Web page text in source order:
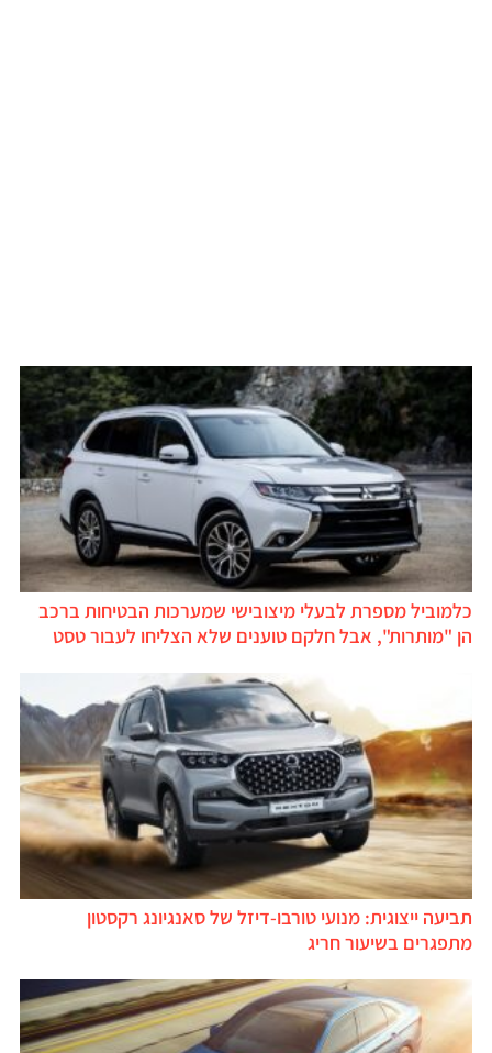
כלמוביל מספרת לבעלי מיצובישי שמערכות הבטיחות ברכב
הן "מותרות", אבל חלקם טוענים שלא הצליחו לעבור טסט
תביעה ייצוגית: מנועי טורבו-דיזל של סאנגיונג רקסטון
מתפגרים בשיעור חריג